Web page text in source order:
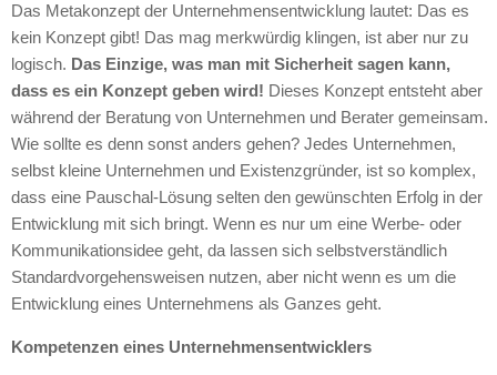
Das Metakonzept der Unternehmensentwicklung lautet: Das es
kein Konzept gibt! Das mag merkwürdig klingen, ist aber nur zu
logisch. Das Einzige, was man mit Sicherheit sagen kann,
dass es ein Konzept geben wird! Dieses Konzept entsteht aber
während der Beratung von Unternehmen und Berater gemeinsam.
Wie sollte es denn sonst anders gehen? Jedes Unternehmen,
selbst kleine Unternehmen und Existenzgründer, ist so komplex,
dass eine Pauschal-Lösung selten den gewünschten Erfolg in der
Entwicklung mit sich bringt. Wenn es nur um eine Werbe- oder
Kommunikationsidee geht, da lassen sich selbstverständlich
Standardvorgehensweisen nutzen, aber nicht wenn es um die
Entwicklung eines Unternehmens als Ganzes geht.
Kompetenzen eines Unternehmensentwicklers